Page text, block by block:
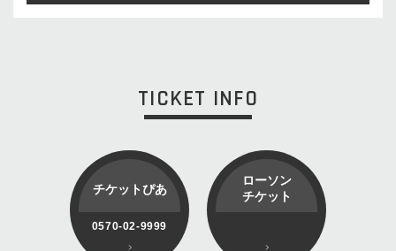
TICKET INFO
チケットぴあ
0570-02-9999
ローソン
チケット